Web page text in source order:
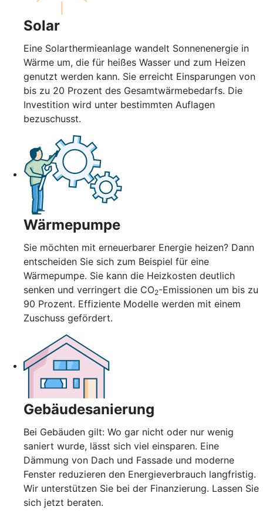
Solar
Eine Solarthermieanlage wandelt Sonnenenergie in
Wärme um, die für heißes Wasser und zum Heizen
genutzt werden kann. Sie erreicht Einsparungen von
bis zu 20 Prozent des Gesamtwärmebedarfs. Die
Investition wird unter bestimmten Auflagen
bezuschusst.
Wärmepumpe
Sie möchten mit erneuerbarer Energie heizen? Dann
entscheiden Sie sich zum Beispiel für eine
Wärmepumpe. Sie kann die Heizkosten deutlich
senken und verringert die CO2-Emissionen um bis zu
90 Prozent. Effiziente Modelle werden mit einem
Zuschuss gefördert.
Gebäudesanierung
Bei Gebäuden gilt: Wo gar nicht oder nur wenig
saniert wurde, lässt sich viel einsparen. Eine
Dämmung von Dach und Fassade und moderne
Fenster reduzieren den Energieverbrauch langfristig.
Wir unterstützen Sie bei der Finanzierung. Lassen Sie
sich jetzt beraten.